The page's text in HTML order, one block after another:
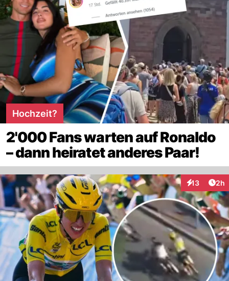
Hochzeit?
2'000 Fans warten auf Ronaldo
– dann heiratet anderes Paar!
13
Interaktionen
2h